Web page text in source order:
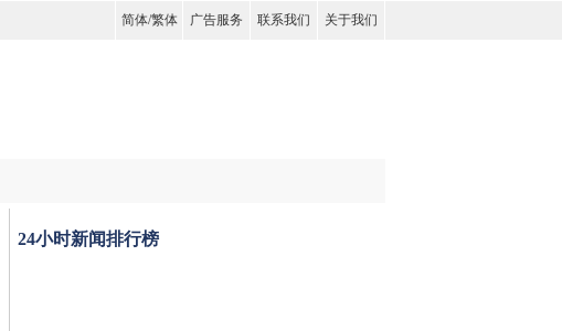
简体/繁体 广告服务 联系我们 关于我们
24小时新闻排行榜